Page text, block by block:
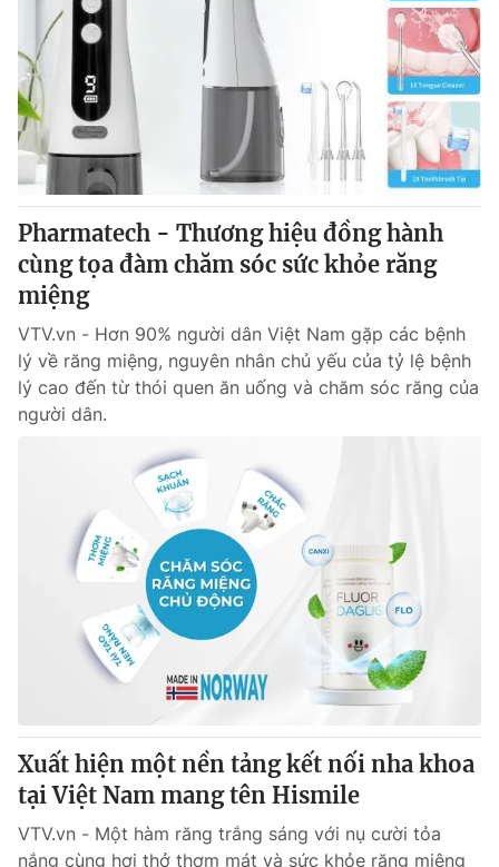
Giải sao mai
Làm đẹp
Chất lượng cuộc sống
Tuyển sinh
Học trực tuyến
Công nghệ
Hitech Công nghệ tương lai
Sản phẩm
Thị trường
Tư vấn
Giao lưu trực tuyến
Lịch phát sóng
Chuyên mục khác
Emagazine
Photo Infographic
Video
VTV Thể thao
VTV Sức khoẻ Bất động sản
Thị trường 24h Tấm lòng Việt
Vươn mình bằng AI
VTV9 VTV8
Liên hệ tòa soạn English
Pharmatech - Thương hiệu đồng hành
cùng tọa đàm chăm sóc sức khỏe răng
miệng
VTV.vn - Hơn 90% người dân Việt Nam gặp các bệnh
lý về răng miệng, nguyên nhân chủ yếu của tỷ lệ bệnh
lý cao đến từ thói quen ăn uống và chăm sóc răng của
người dân.
Xuất hiện một nền tảng kết nối nha khoa
tại Việt Nam mang tên Hismile
VTV.vn - Một hàm răng trắng sáng với nụ cười tỏa
nắng cùng hơi thở thơm mát và sức khỏe răng miệng